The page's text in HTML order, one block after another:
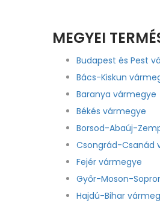
MEGYEI
Budapest és Pest
Bács-Kiskun
Baranya vármegye
Békés vármegye
Borsod-Abaúj-
Csongrád-Csanád
Fejér vármegye
Győr-Moson-
Hajdú-Bihar